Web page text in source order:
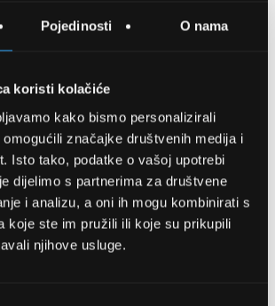
Pojedinosti O nama
koristi kolačiće
kako bismo personalizirali
značajke društvenih medija i
Isto tako, podatke o vašoj upotrebi
dijelimo s partnerima za društvene
i analizu, a oni ih mogu kombinirati s
koje ste im pružili ili koje su prikupili
njihove usluge.
NJEGO, POSLOVNICA 1